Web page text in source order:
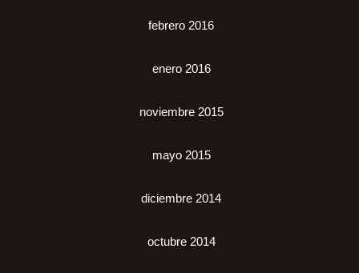
febrero 2016
enero 2016
noviembre 2015
mayo 2015
diciembre 2014
octubre 2014